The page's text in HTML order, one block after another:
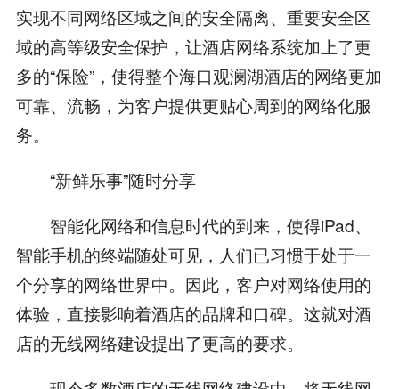
实现不同网络区域之间的安全隔离、重要安全区
域的高等级安全保护，让酒店网络系统加上了更
多的“保险”，使得整个海口观澜湖酒店的网络更加
可靠、流畅，为客户提供更贴心周到的网络化服
务。
“新鲜乐事”随时分享
智能化网络和信息时代的到来，使得iPad、
智能手机的终端随处可见，人们已习惯于处于一
个分享的网络世界中。因此，客户对网络使用的
体验，直接影响着酒店的品牌和口碑。这就对酒
店的无线网络建设提出了更高的要求。